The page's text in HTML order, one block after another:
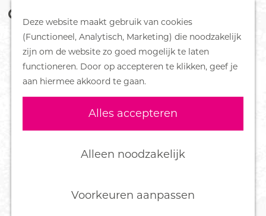
Deze website maakt gebruik van cookies
(Functioneel, Analytisch, Marketing) die noodzakelijk
zijn om de website zo goed mogelijk te laten
functioneren. Door op accepteren te klikken, geef je
aan hiermee akkoord te gaan.
Alles accepteren
Alleen noodzakelijk
Voorkeuren aanpassen
o
e
k
e
n
M
e
n
u
DORPEN
Bennekom
De Klomp
Deelen
Ederveen
Harskamp
Hoenderloo
Wekerom